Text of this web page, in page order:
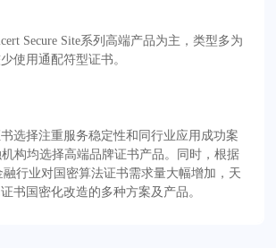
Secure Site系列高端产品为主，类型多为
使用通配符型证书。
选择注重服务稳定性和同行业应用成功案
构均选择高端品牌证书产品。同时，根据
融行业对国密算法证书需求量大幅增加，天
书国密化改造的多种方案及产品。